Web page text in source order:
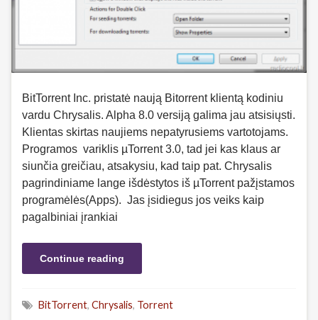
BitTorrent Inc. pristatė naują Bitorrent klientą kodiniu
vardu Chrysalis. Alpha 8.0 versiją galima jau atsisiųsti.
Klientas skirtas naujiems nepatyrusiems vartotojams.
Programos variklis µTorrent 3.0, tad jei kas klaus ar
siunčia greičiau, atsakysiu, kad taip pat. Chrysalis
pagrindiniame lange išdėstytos iš µTorrent pažįstamos
programėlės(Apps). Jas įsidiegus jos veiks kaip
pagalbiniai įrankiai
Continue reading
BitTorrent, Chrysalis, Torrent